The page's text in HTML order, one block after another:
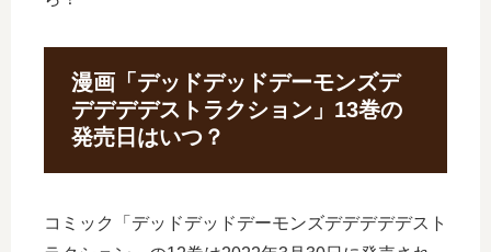
漫画「デッドデッドデーモンズデ
デデデデストラクション」13巻の
発売日はいつ？
コミック「デッドデッドデーモンズデデデデデスト